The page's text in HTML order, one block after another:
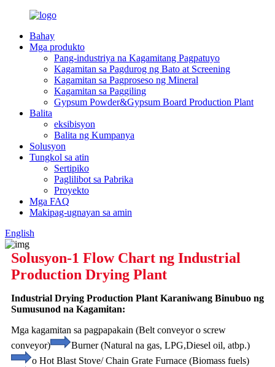
Bahay
Mga produkto
Pang-industriya na Kagamitang Pagpatuyo
Kagamitan sa Pagdurog ng Bato at Screening
Kagamitan sa Pagproseso ng Mineral
Kagamitan sa Paggiling
Gypsum Powder&Gypsum Board Production Plant
Balita
eksibisyon
Balita ng Kumpanya
Solusyon
Tungkol sa atin
Sertipiko
Paglilibot sa Pabrika
Proyekto
Mga FAQ
Makipag-ugnayan sa amin
English
Solusyon-1 Flow Chart ng Industrial
Production Drying Plant
Industrial Drying Production Plant Karaniwang Binubuo ng
Sumusunod na Kagamitan:
Mga kagamitan sa pagpapakain (Belt conveyor o screw
conveyor)
Burner (Natural na gas, LPG,Diesel oil, atbp.)
o Hot Blast Stove/ Chain Grate Furnace (Biomass fuels)